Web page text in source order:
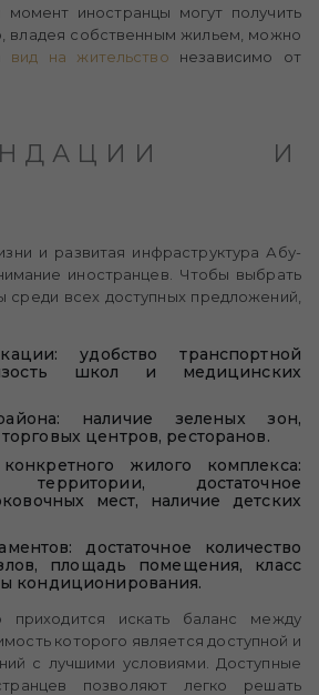
иностранцы могут получить
владея собственным жильем, можно
вид на жительство независимо от
И
и развитая инфраструктура Абу-
иностранцев. Чтобы выбрать
среди всех доступных предложений,
удобство транспортной
школ и медицинских
наличие зеленых зон,
центров, ресторанов.
жилого комплекса:
территории, достаточное
мест, наличие детских
достаточное количество
площадь помещения, класс
кондиционирования.
приходится искать баланс между
которого является доступной и
с лучшими условиями. Доступные
позволяют легко решать